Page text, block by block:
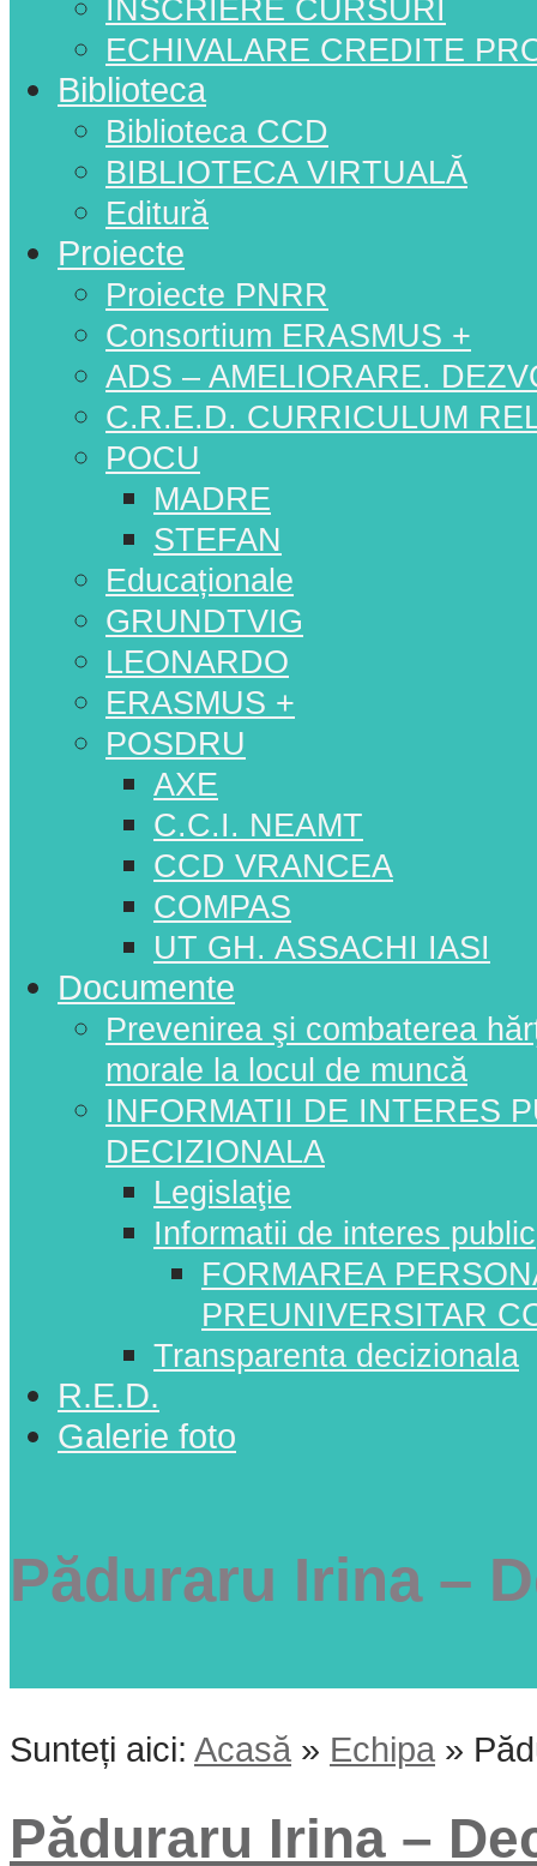
ÎNSCRIERE CURSURI
ECHIVALARE CREDITE
Biblioteca
Biblioteca CCD
BIBLIOTECA VIRTUALĂ
Editură
Proiecte
Proiecte PNRR
Consortium ERASMUS +
ADS – AMELIORARE.
C.R.E.D. CURRICULUM
POCU
MADRE
STEFAN
Educaționale
GRUNDTVIG
LEONARDO
ERASMUS +
POSDRU
AXE
C.C.I. NEAMT
CCD VRANCEA
COMPAS
UT GH. ASSACHI IASI
Documente
Prevenirea şi combaterea
morale la locul de muncă
INFORMATII DE INTERES
DECIZIONALA
Legislaţie
Informatii de interes public
FORMAREA
PREUNIVERSITAR
Transparenta decizionala
R.E.D.
Galerie foto
Păduraru Irina –
Sunteți aici: Acasă » Echipa »
Păduraru Irina –